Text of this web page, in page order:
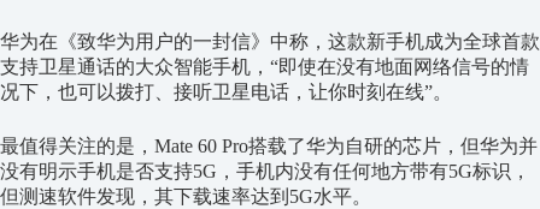
华为在《致华为用户的一封信》中称，这款新手机成为全球首款
支持卫星通话的大众智能手机，“即使在没有地面网络信号的情
况下，也可以拨打、接听卫星电话，让你时刻在线”。
最值得关注的是，Mate 60 Pro搭载了华为自研的芯片，但华为并
没有明示手机是否支持5G，手机内没有任何地方带有5G标识，
但测速软件发现，其下载速率达到5G水平。